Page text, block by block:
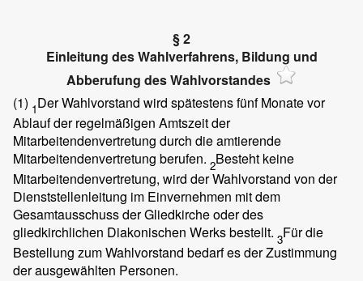
§ 2
Einleitung des Wahlverfahrens, Bildung und
Abberufung des Wahlvorstandes
(1) 1Der Wahlvorstand wird spätestens fünf Monate vor
Ablauf der regelmäßigen Amtszeit der
Mitarbeitendenvertretung durch die amtierende
Mitarbeitendenvertretung berufen. 2Besteht keine
Mitarbeitendenvertretung, wird der Wahlvorstand von der
Dienststellenleitung im Einvernehmen mit dem
Gesamtausschuss der Gliedkirche oder des
gliedkirchlichen Diakonischen Werks bestellt. 3Für die
Bestellung zum Wahlvorstand bedarf es der Zustimmung
der ausgewählten Personen.